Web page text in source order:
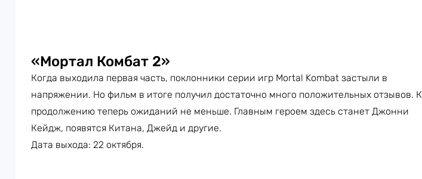
«Мортал Комбат 2»
Когда выходила первая часть, поклонники серии игр Mortal Kombat застыли в
напряжении. Но фильм в итоге получил достаточно много положительных отзывов. К
продолжению теперь ожиданий не меньше. Главным героем здесь станет Джонни
Кейдж, появятся Китана, Джейд и другие.
Дата выхода: 22 октября.